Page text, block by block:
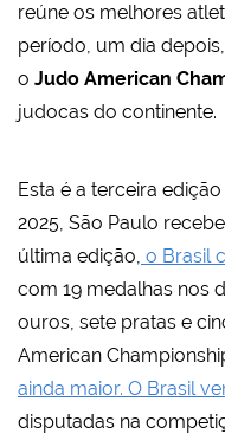
reúne os melhores
período, um dia
o Judo American
judocas do continente.
Esta é a terceira
2025, São Paulo
última edição, o Brasil
com 19 medalhas nos
ouros, sete pratas e
American
ainda maior. O Brasil
disputadas na